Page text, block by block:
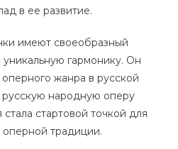
в ее развитие.
имеют своеобразный
гармонику. Он
жанра в русской
народную оперу
стартовой точкой для
оперной традиции.